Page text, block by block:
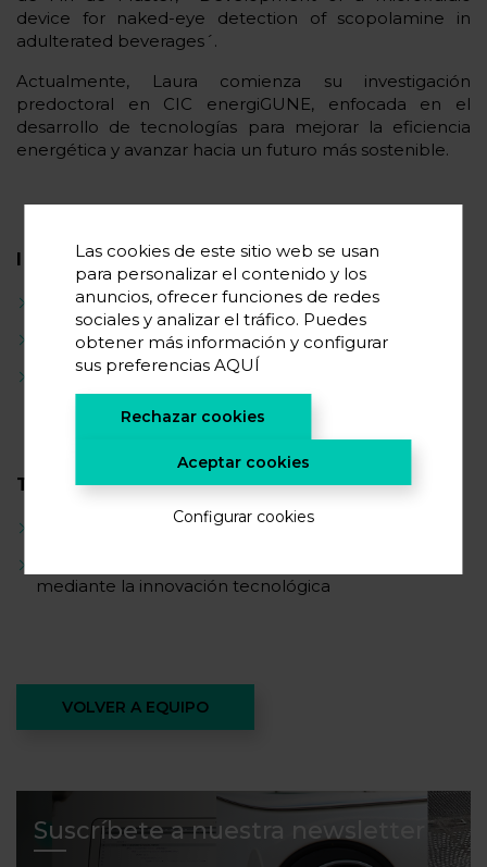
device for naked-eye detection of scopolamine in
adulterated beverages´.
Actualmente, Laura comienza su investigación
predoctoral en CIC energiGUNE, enfocada en el
desarrollo de tecnologías para mejorar la eficiencia
energética y avanzar hacia un futuro más sostenible.
INTERESES CIENTÍFICOS
Química sostenible
Caracterización de materiales
Nanotecnología
TRAYECTORIA CIENTÍFICA
Diseño y fabricación de dispositivos microfluídicos
mediante la innovación tecnológica
VOLVER A EQUIPO
Suscríbete a nuestra newsletter
Las cookies de este sitio web se usan
para personalizar el contenido y los
anuncios, ofrecer funciones de redes
sociales y analizar el tráfico. Puedes
obtener más información y configurar
sus preferenciasAQUÍ
Rechazar cookies
Aceptar cookies
Configurar cookies